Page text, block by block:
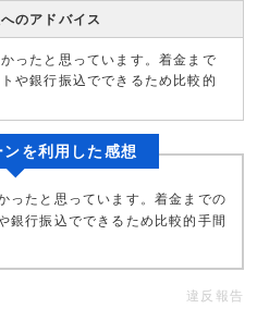
のアドバイス
ったと思っています。着金まで
や銀行振込でできるため比較的
を利用した感想
ったと思っています。着金までの
銀行振込でできるため比較的手間
違反報告